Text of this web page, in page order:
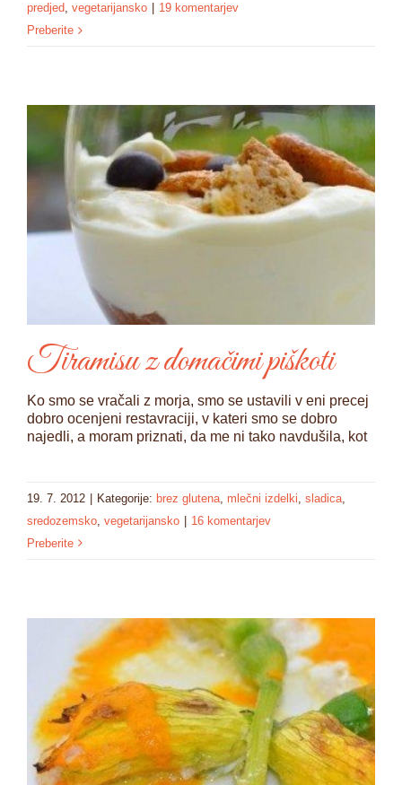
predjed, vegetarijansko
19 komentarjev
Preberite
Tiramisu z domačimi piškoti
Ko smo se vračali z morja, smo se ustavili v eni precej
dobro ocenjeni restavraciji, v kateri smo se dobro
najedli, a moram priznati, da me ni tako navdušila, kot
19. 7. 2012 Kategorije: brez glutena mlečni izdelki sladica
sredozemsko vegetarijansko
16 komentarjev
Preberite